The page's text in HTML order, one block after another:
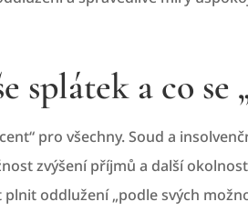
splátek a co se
pro všechny. Soud a
zvýšení příjmů a další
oddlužení „podle svých